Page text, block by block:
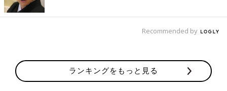
し、ストローも口にもしてくれない、1番最初に感じたみっちゃ
んのこだわりでした。
Recommended by
ランキングをもっと見る